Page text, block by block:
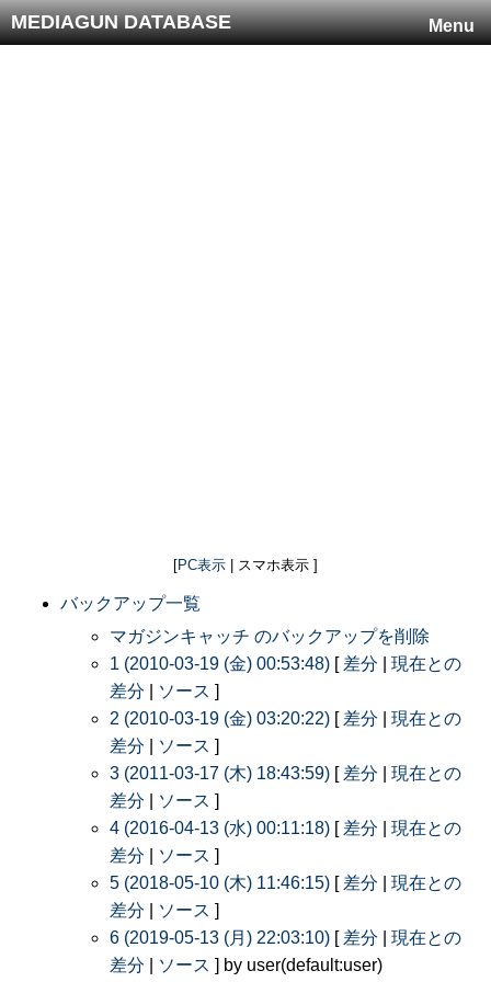
Menu
MEDIAGUN DATABASE
[PC表示 | スマホ表示 ]
バックアップ一覧
マガジンキャッチ のバックアップを削除
1 (2010-03-19 (金) 00:53:48) [ 差分
現在との
差分
ソース ]
2 (2010-03-19 (金) 03:20:22) [ 差分
現在との
差分
ソース ]
3 (2011-03-17 (木) 18:43:59) [ 差分
現在との
差分
ソース ]
4 (2016-04-13 (水) 00:11:18) [ 差分
現在との
差分
ソース ]
5 (2018-05-10 (木) 11:46:15) [ 差分
現在との
差分
ソース ]
6 (2019-05-13 (月) 22:03:10) [ 差分
現在との
差分
ソース ] by user(default:user)